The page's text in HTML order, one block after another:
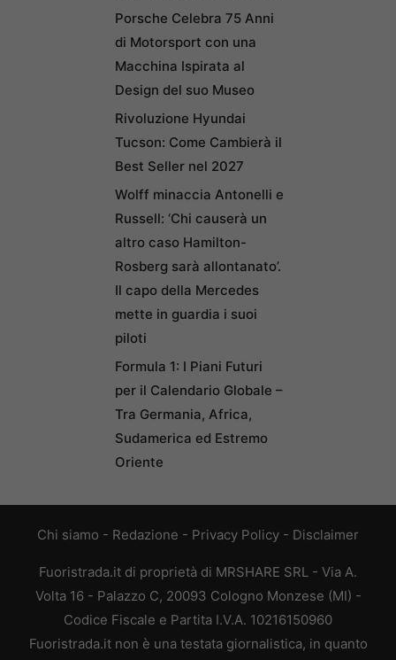
Porsche Celebra 75 Anni
di Motorsport con una
Macchina Ispirata al
Design del suo Museo
Rivoluzione Hyundai
Tucson: Come Cambierà il
Best Seller nel 2027
Wolff minaccia Antonelli e
Russell: ‘Chi causerà un
altro caso Hamilton-
Rosberg sarà allontanato’.
Il capo della Mercedes
mette in guardia i suoi
piloti
Formula 1: I Piani Futuri
per il Calendario Globale –
Tra Germania, Africa,
Sudamerica ed Estremo
Oriente
Chi siamo - Redazione - Privacy Policy - Disclaimer
Fuoristrada.it di proprietà di MRSHARE SRL - Via A.
Volta 16 - Palazzo C, 20093 Cologno Monzese (MI) -
Codice Fiscale e Partita I.V.A. 10216150960
Fuoristrada.it non è una testata giornalistica, in quanto